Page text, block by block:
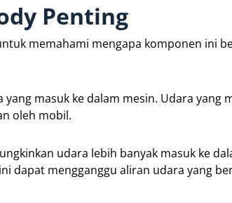
Penting
memahami mengapa komponen ini
masuk ke dalam mesin. Udara yang
oleh mobil.
udara lebih banyak masuk ke
dapat mengganggu aliran udara yang